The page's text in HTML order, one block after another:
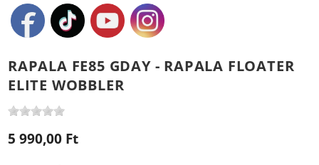
RAPALA FE85 GDAY - RAPALA FLOATER
ELITE WOBBLER
5 990,00 Ft